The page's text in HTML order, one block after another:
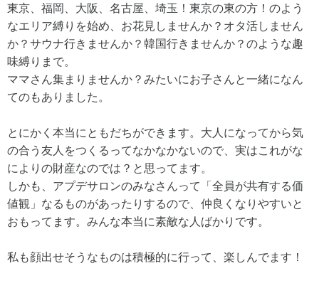
東京、福岡、大阪、名古屋、埼玉！東京の東の方！のよう
なエリア縛りを始め、お花見しませんか？オタ活しません
か？サウナ行きませんか？韓国行きませんか？のような趣
味縛りまで。
ママさん集まりませんか？みたいにお子さんと一緒になん
てのもありました。
とにかく本当にともだちができます。大人になってから気
の合う友人をつくるってなかなかないので、実はこれがな
によりの財産なのでは？と思ってます。
しかも、アプデサロンのみなさんって「全員が共有する価
値観」なるものがあったりするので、仲良くなりやすいと
おもってます。みんな本当に素敵な人ばかりです。
私も顔出せそうなものは積極的に行って、楽しんでます！